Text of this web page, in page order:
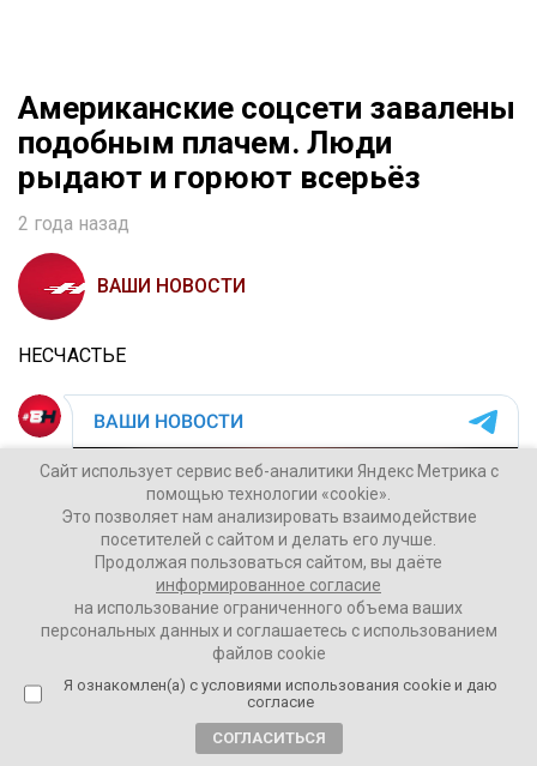
Американские соцсети завалены
подобным плачем. Люди
рыдают и горюют всерьёз
2 года назад
ВАШИ НОВОСТИ
НЕСЧАСТЬЕ
Сайт использует сервис веб-аналитики Яндекс Метрика с
помощью технологии «cookie».
Это позволяет нам анализировать взаимодействие
посетителей с сайтом и делать его лучше.
Продолжая пользоваться сайтом, вы даёте
информированное согласие
на использование ограниченного объема ваших
персональных данных и соглашаетесь с использованием
файлов cookie
Я ознакомлен(а) с условиями использования cookie и даю
согласие
СОГЛАСИТЬСЯ